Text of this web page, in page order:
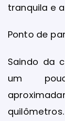
tranquila e
Ponto de
Saindo da
um